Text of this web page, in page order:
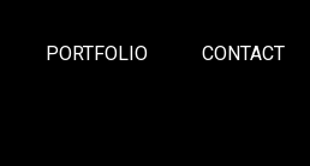
PORTFOLIO CONTACT